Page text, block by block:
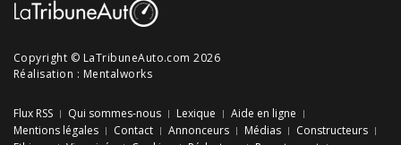
Copyright © LaTribuneAuto.com 2026
Réalisation : Mentalworks
Flux RSS Qui sommes-nous Lexique
Aide en ligne
Mentions légales
Contact Annonceurs Médias
Constructeurs